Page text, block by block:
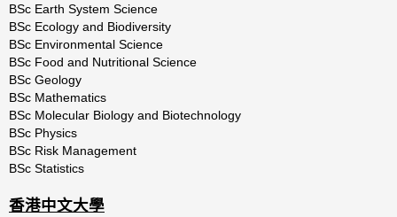
BSc Earth System Science
BSc Ecology and Biodiversity
BSc Environmental Science
BSc Food and Nutritional Science
BSc Geology
BSc Mathematics
BSc Molecular Biology and Biotechnology
BSc Physics
BSc Risk Management
BSc Statistics
香港中文大學